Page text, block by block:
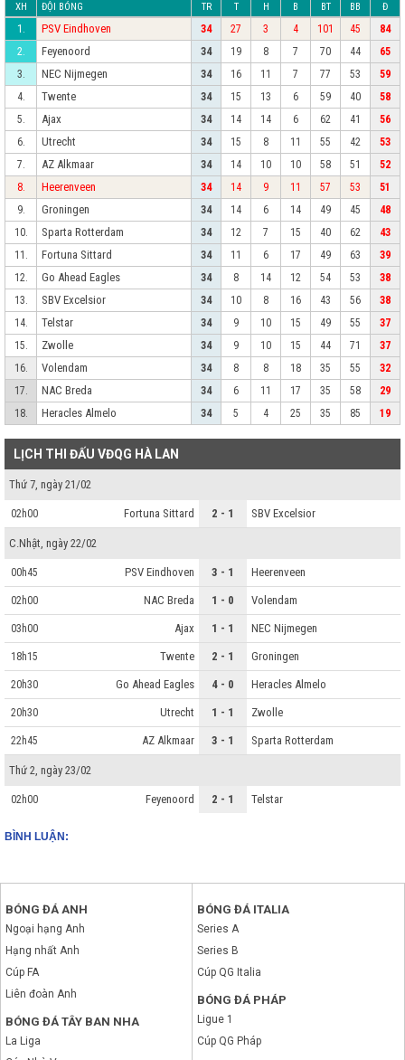
XH ĐỘI BÓNG TR T H B BT BB Đ
1. PSV Eindhoven 34 27 3 4 101 45
84
2.
Feyenoord 34 19 8 7 70 44
65
3.
NEC Nijmegen 34 16 11 7 77 53
59
4.
Twente 34 15 13 6 59 40
58
5.
Ajax 34 14 14 6 62 41
56
6.
Utrecht 34 15 8 11 55 42
53
7.
AZ Alkmaar 34 14 10 10 58 51
52
8.
Heerenveen 34 14 9 11 57 53
51
9.
Groningen 34 14 6 14 49 45
48
10.
Sparta Rotterdam 34 12 7 15 40 62
43
11.
Fortuna Sittard 34 11 6 17 49 63
39
12.
Go Ahead Eagles 34 8 14 12 54 53
38
13.
SBV Excelsior 34 10 8 16 43 56
38
14.
Telstar 34 9 10 15 49 55
37
15.
Zwolle 34 9 10 15 44 71
37
16.
Volendam 34 8 8 18 35 55
32
17.
NAC Breda 34 6 11 17 35 58
29
18.
Heracles Almelo 34 5 4 25 35 85 19
LỊCH THI ĐẤU VĐQG HÀ LAN
Thứ 7, ngày 21/02
02h00 Fortuna Sittard 2 - 1 SBV Excelsior
C.Nhật, ngày 22/02
00h45 PSV Eindhoven 3 - 1 Heerenveen
02h00 NAC Breda 1 - 0 Volendam
03h00 Ajax 1 - 1 NEC Nijmegen
18h15 Twente 2 - 1 Groningen
20h30 Go Ahead Eagles 4 - 0 Heracles Almelo
20h30 Utrecht 1 - 1 Zwolle
22h45 AZ Alkmaar 3 - 1 Sparta Rotterdam
Thứ 2, ngày 23/02
02h00 Feyenoord 2 - 1 Telstar
BÌNH LUẬN:
BÓNG ĐÁ ANH
Ngoại hạng Anh
Hạng nhất Anh
Cúp FA
Liên đoàn Anh
BÓNG ĐÁ TÂY BAN NHA
La Liga
BÓNG ĐÁ ITALIA
Series A
Series B
Cúp QG Italia
BÓNG ĐÁ PHÁP
Ligue 1
Cúp QG Pháp